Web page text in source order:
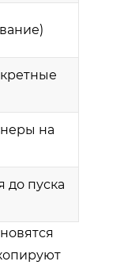
на
до пуска